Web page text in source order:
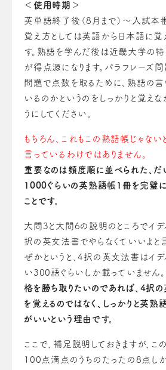
＜使用時期＞
英単語終了後（8月まで）～入試本
覚え方としては英語から日本語に
す。熟語を学んだ後は近畿大学の
が得点源になります。パラフレーズ
問題で点数を取るために、熟語の言
いる の かという の をしっかりと覚え
うにして ください。
もちろん、これもこの熟語帳じゃない
言っているわけではありません。
重要なの は頻度順に並べられた、
1000ぐらいの英熟語帳1冊を完璧に
ことです。
大問3と大問6の説明のところでイデ
択 の 英文法書でやらなくていいよと
ぜかというと、4択の英文法書はイ
い300語ぐらいしか載っていません。
格を勝ち取りたいの であれば、4択
を覚える の ではなく、しっかりと英
がいいという理由です。
ここで、補足説明しておきますが、
100点満点のうち の たった の 8点しか